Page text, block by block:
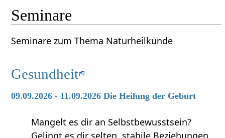
Seminare
Seminare zum Thema Naturheilkunde
Gesundheit
09.09.2026 - 11.09.2026 Die Heilung der Geburt
Mangelt es dir an Selbstbewusstsein?
Gelingt es dir selten, stabile Beziehungen